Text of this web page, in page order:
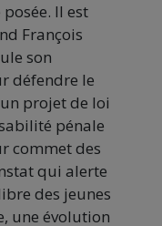
Il est
François
son
défendre le
projet de loi
pénale
commet des
qui alerte
des jeunes
une évolution